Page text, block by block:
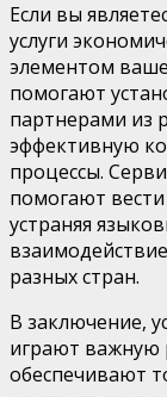
Если вы
услуги
элементом
помогают
партнерами из
эффективную
процессы.
помогают
устраняя
разных стран.
В заключение,
играют важную
обеспечивают